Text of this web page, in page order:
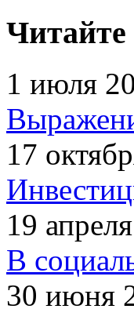
1 июля
17
19
В
30 июня